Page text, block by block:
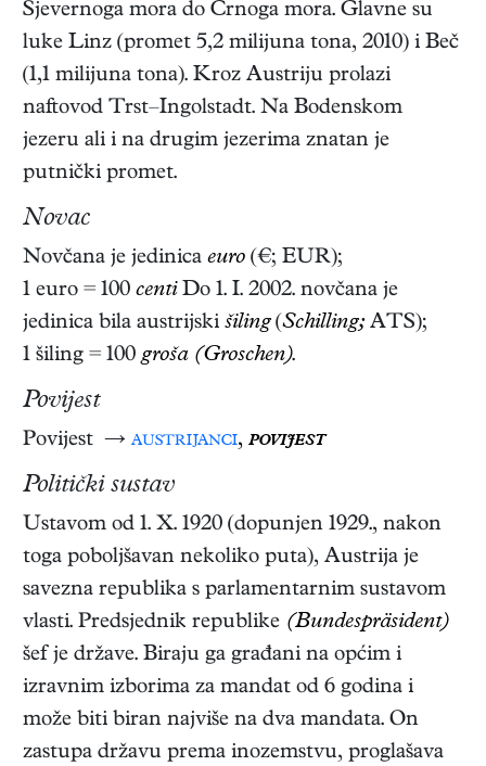
Sjevernoga mora do Crnoga mora. Glavne su
luke Linz (promet 5,2 milijuna tona, 2010) i Beč
(1,1 milijuna tona). Kroz Austriju prolazi
naftovod Trst–Ingolstadt. Na Bodenskom
jezeru ali i na drugim jezerima znatan je
putnički promet.
Novac
Novčana je jedinica euro (€; EUR);
1 euro = 100 centiDo 1. I. 2002. novčana je
jedinica bila austrijski šiling(Schilling;ATS);
1 šiling = 100groša (Groschen).
Povijest
Povijest → austrijanci, povijest
Politički sustav
Ustavom od 1. X. 1920 (dopunjen 1929., nakon
toga poboljšavan nekoliko puta), Austrija je
savezna republika s parlamentarnim sustavom
vlasti. Predsjednik republike (Bundespräsident)
šef je države. Biraju ga građani na općim i
izravnim izborima za mandat od 6 godina i
može biti biran najviše na dva mandata. On
zastupa državu prema inozemstvu, proglašava